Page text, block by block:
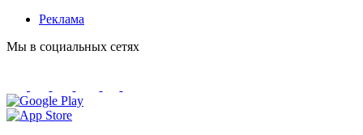
Реклама
Мы в социальных сетях